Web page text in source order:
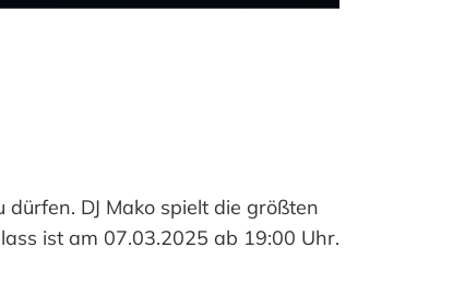
DJ Mako spielt die größten
ist am 07.03.2025 ab 19:00 Uhr.